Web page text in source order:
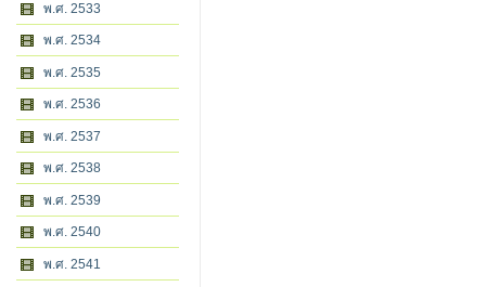
พ.ศ. 2533
พ.ศ. 2534
พ.ศ. 2535
พ.ศ. 2536
พ.ศ. 2537
พ.ศ. 2538
พ.ศ. 2539
พ.ศ. 2540
พ.ศ. 2541